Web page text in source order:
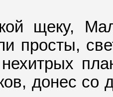
щеку,
просты,
донес со